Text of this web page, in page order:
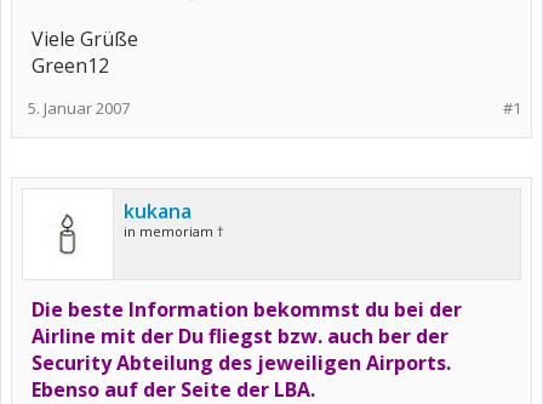
Viele Grüße
Green12
#1
5. Januar 2007
kukana
in memoriam †
Die beste Information bekommst du bei der
Airline mit der Du fliegst bzw. auch ber der
Security Abteilung des jeweiligen Airports.
Ebenso auf der Seite der LBA.